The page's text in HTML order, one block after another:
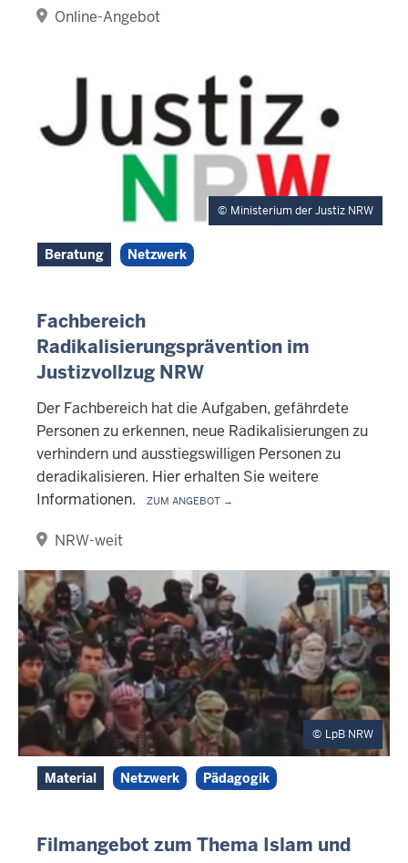
Online-Angebot
Ministerium der Justiz NRW
Beratung Netzwerk
Fachbereich
Radikalisierungsprävention im
Justizvollzug NRW
Der Fachbereich hat die Aufgaben, gefährdete
Personen zu erkennen, neue Radikalisierungen zu
verhindern und ausstiegswilligen Personen zu
deradikalisieren. Hier erhalten Sie weitere
Informationen.
Zum Angebot →
NRW-weit
LpB NRW
Material Netzwerk Pädagogik
Filmangebot zum Thema Islam und